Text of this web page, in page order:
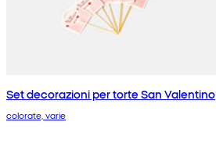
Set decorazioni per torte San Valentino
colorate, varie